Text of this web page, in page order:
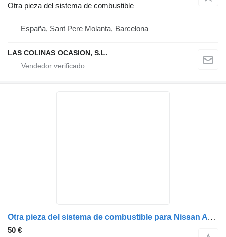
Otra pieza del sistema de combustible
España, Sant Pere Molanta, Barcelona
LAS COLINAS OCASION, S.L.
Otra pieza del sistema de combustible para Nissan ATLEON camión
50 €